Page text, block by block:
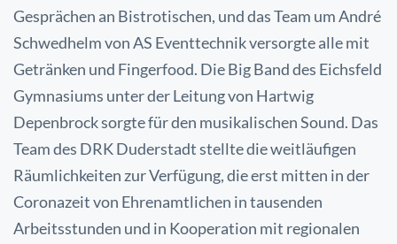
Gesprächen an Bistrotischen, und das Team um André
Schwedhelm von AS Eventtechnik versorgte alle mit
Getränken und Fingerfood. Die Big Band des Eichsfeld
Gymnasiums unter der Leitung von Hartwig
Depenbrock sorgte für den musikalischen Sound. Das
Team des DRK Duderstadt stellte die weitläufigen
Räumlichkeiten zur Verfügung, die erst mitten in der
Coronazeit von Ehrenamtlichen in tausenden
Arbeitsstunden und in Kooperation mit regionalen